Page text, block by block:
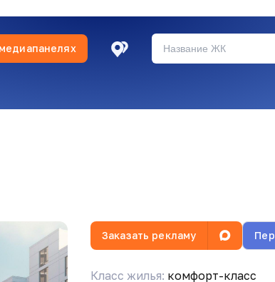
Заказать рекламу
Класс жилья: комфорт-класс